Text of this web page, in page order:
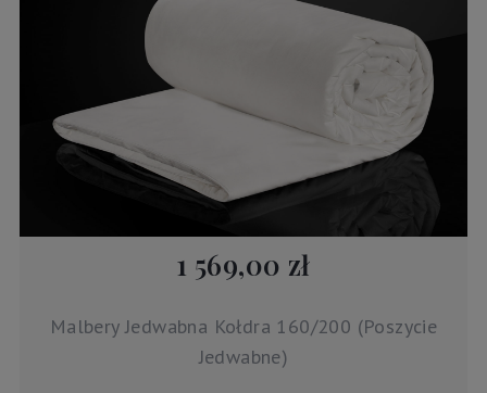
1 569,00 zł
Malbery Jedwabna Kołdra 160/200 (Poszycie
Jedwabne)